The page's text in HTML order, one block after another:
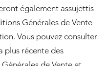
également assujettis
Générales de Vente
Vous pouvez consulter
plus récente des